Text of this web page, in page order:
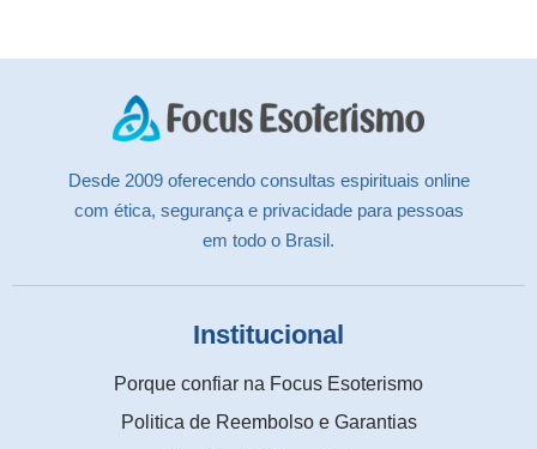
Desde 2009 oferecendo consultas espirituais online
com ética, segurança e privacidade para pessoas
em todo o Brasil.
Institucional
Porque confiar na Focus Esoterismo
Politica de Reembolso e Garantias